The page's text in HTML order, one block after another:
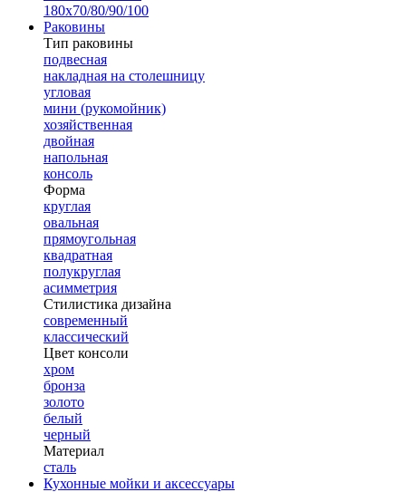
180х70/80/90/100
Раковины
Тип раковины
подвесная
накладная на столешницу
угловая
мини (рукомойник)
хозяйственная
двойная
напольная
консоль
Форма
круглая
овальная
прямоугольная
квадратная
полукруглая
асимметрия
Стилистика дизайна
современный
классический
Цвет консоли
хром
бронза
золото
белый
черный
Материал
сталь
Кухонные мойки и аксессуары